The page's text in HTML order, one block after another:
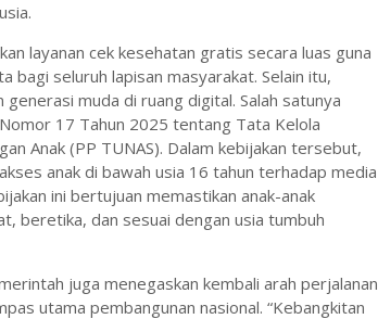
layanan cek kesehatan gratis secara luas guna
bagi seluruh lapisan masyarakat. Selain itu,
muda di ruang digital. Salah satunya
17 Tahun 2025 tentang Tata Kelola
Anak (PP TUNAS). Dalam kebijakan tersebut,
anak di bawah usia 16 tahun terhadap media
ini bertujuan memastikan anak-anak
beretika, dan sesuai dengan usia tumbuh
juga menegaskan kembali arah perjalanan
utama pembangunan nasional. “Kebangkitan